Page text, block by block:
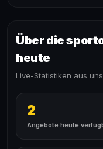
Über die
heute
Live-Statistiken aus
2
Angebote heute